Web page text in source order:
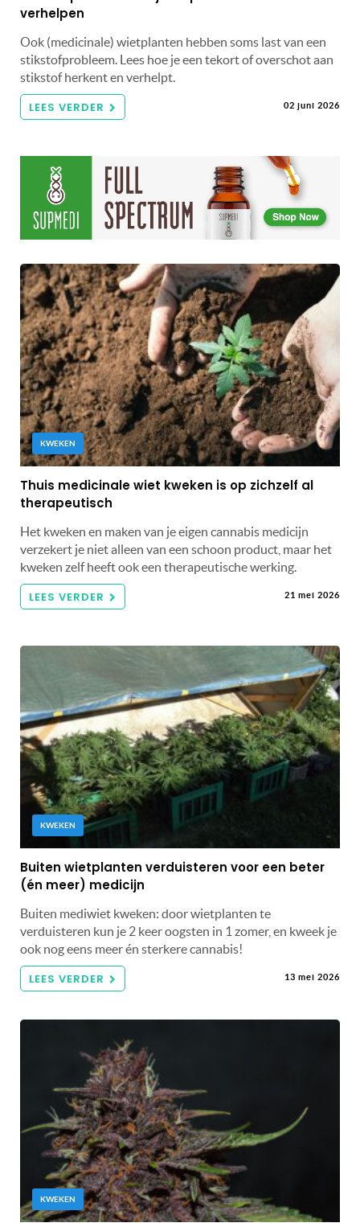
verhelpen
Ook (medicinale) wietplanten hebben soms last van een
stikstofprobleem. Lees hoe je een tekort of overschot aan
stikstof herkent en verhelpt.
LEES VERDER 02 juni 2026
KWEKEN
Thuis medicinale wiet kweken is op zichzelf al
therapeutisch
Het kweken en maken van je eigen cannabis medicijn
verzekert je niet alleen van een schoon product, maar het
kweken zelf heeft ook een therapeutische werking.
LEES VERDER 21 mei 2026
KWEKEN
Buiten wietplanten verduisteren voor een beter
(én meer) medicijn
Buiten mediwiet kweken: door wietplanten te
verduisteren kun je 2 keer oogsten in 1 zomer, en kweek je
ook nog eens meer én sterkere cannabis!
LEES VERDER 13 mei 2026
KWEKEN